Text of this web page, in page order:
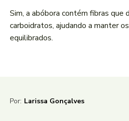
Sim, a abóbora contém fibras que
carboidratos, ajudando a manter
equilibrados.
Por: Larissa Gonçalves